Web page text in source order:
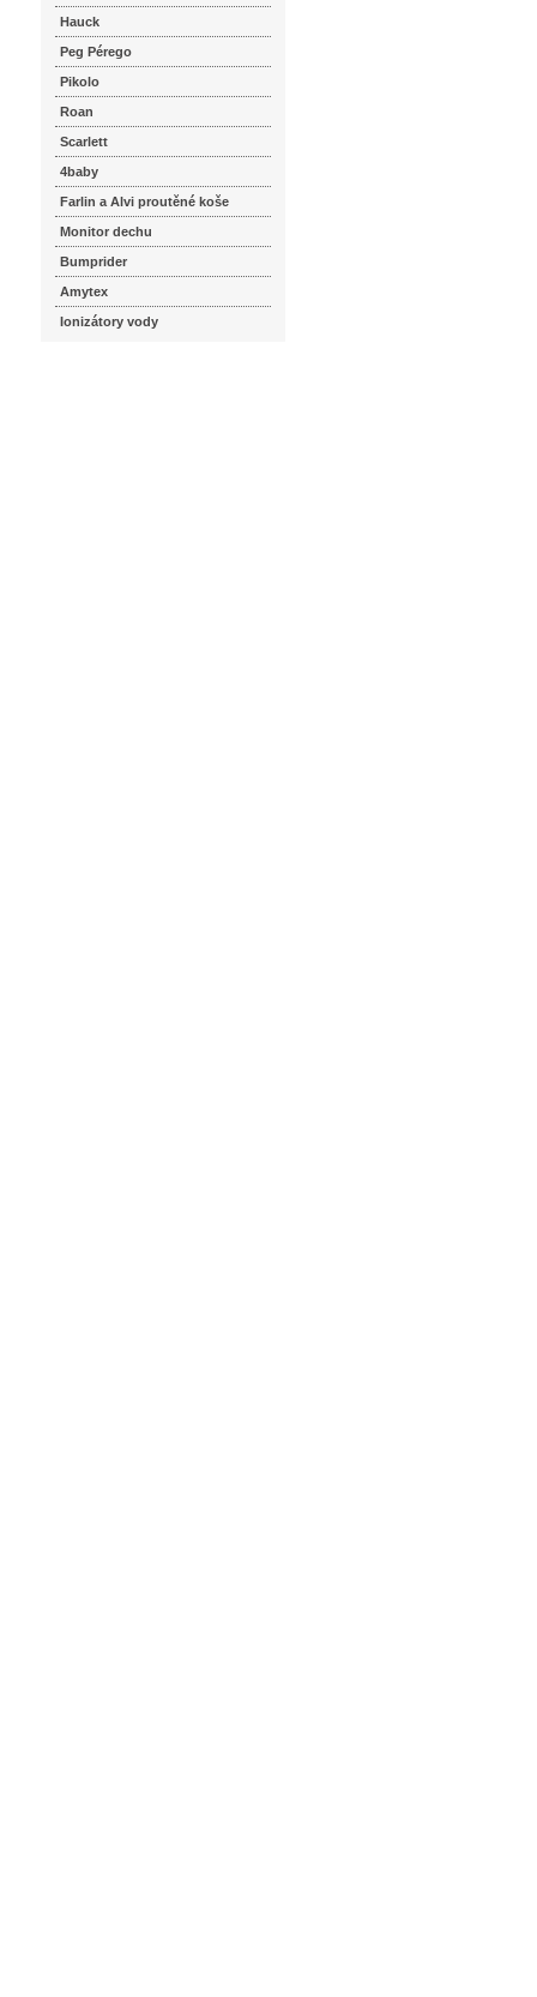
Hauck
Peg Pérego
Pikolo
Roan
Scarlett
4baby
Farlin a Alvi proutěné koše
Monitor dechu
Bumprider
Amytex
Ionizátory vody